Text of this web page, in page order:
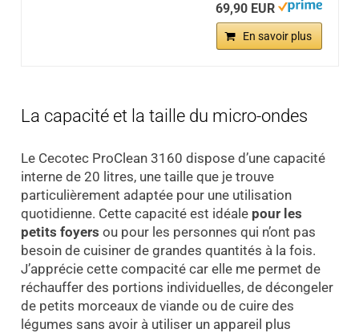
69,90 EUR
En savoir plus
La capacité et la taille du micro-ondes
Le Cecotec ProClean 3160 dispose d’une capacité
interne de 20 litres, une taille que je trouve
particulièrement adaptée pour une utilisation
quotidienne. Cette capacité est idéale pour les
petits foyers ou pour les personnes qui n’ont pas
besoin de cuisiner de grandes quantités à la fois.
J’apprécie cette compacité car elle me permet de
réchauffer des portions individuelles, de décongeler
de petits morceaux de viande ou de cuire des
légumes sans avoir à utiliser un appareil plus